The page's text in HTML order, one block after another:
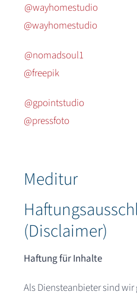
@wayhomestudio
@wayhomestudio
@nomadsoul1
@freepik
@gpointstudio
@pressfoto
Meditur
(Disclaimer)
Haftung für Inhalte
Als Diensteanbieter sind wir